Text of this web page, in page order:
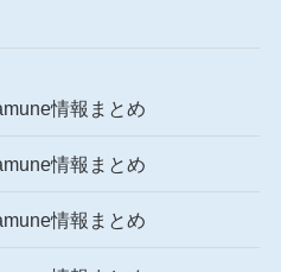
情報まとめ
情報まとめ
情報まとめ